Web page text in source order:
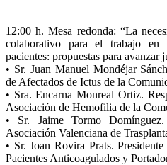
12:00 h. Mesa redonda: “La
colaborativo para el trabajo en
pacientes: propuestas para avanzar
• Sr. Juan Manuel Mondéjar
de Afectados de Ictus de la
• Sra. Encarna Monreal Ortiz.
Asociación de Hemofilia de la
• Sr. Jaime Tormo
Asociación Valenciana de
• Sr. Joan Rovira Prats.
Pacientes Anticoagulados y